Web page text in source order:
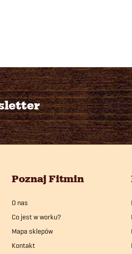
Poznaj Fitmin
O nas
Co jest w worku?
Mapa sklepów
Kontakt